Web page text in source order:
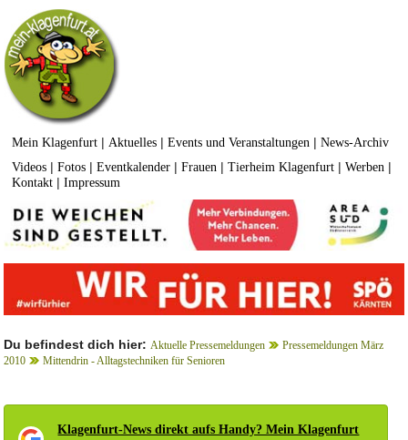
Mein Klagenfurt | Aktuelles |Events und Veranstaltungen |News-Archiv
Videos |Fotos |Eventkalender |Frauen |Tierheim Klagenfurt |Werben |
Kontakt |Impressum
Du befindest dich hier: Aktuelle Pressemeldungen
Pressemeldungen März
2010
Mittendrin - Alltagstechniken für Senioren
Klagenfurt-News direkt aufs Handy? Mein Klagenfurt